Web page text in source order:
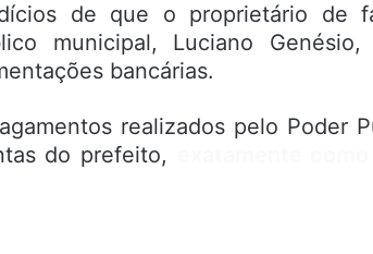
de que o proprietário de
municipal, Luciano
bancárias.
realizados pelo Poder
do prefeito,